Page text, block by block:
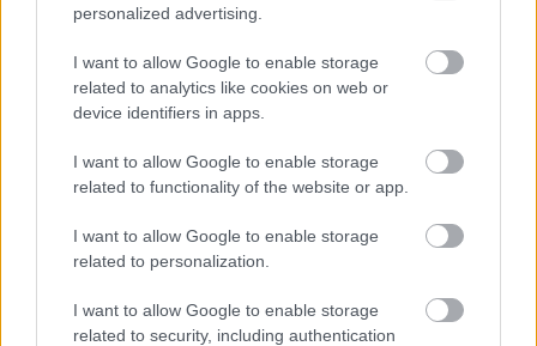
personalized advertising.
I want to allow Google to enable storage
related to analytics like cookies on web or
device identifiers in apps.
I want to allow Google to enable storage
related to functionality of the website or app.
I want to allow Google to enable storage
related to personalization.
I want to allow Google to enable storage
related to security, including authentication
Domingo
Ahogy elnézem ezek a cikkek több mint egy évvel
ezelőttiek, tehát nem tudom, hogy mára mennyire
YNWA
15 éve